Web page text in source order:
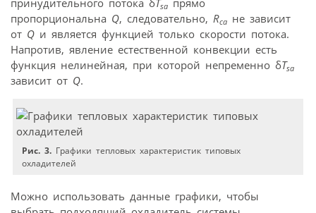
sa
пропорциональна Q, следовательно, Rca не зависит
от Q и является функцией только скорости потока.
Напротив, явление естественной конвекции есть
функция нелинейная, при которой непременно δTsa
зависит от Q.
Рис. 3. Графики тепловых характеристик типовых
охладителей
Можно использовать данные графики, чтобы